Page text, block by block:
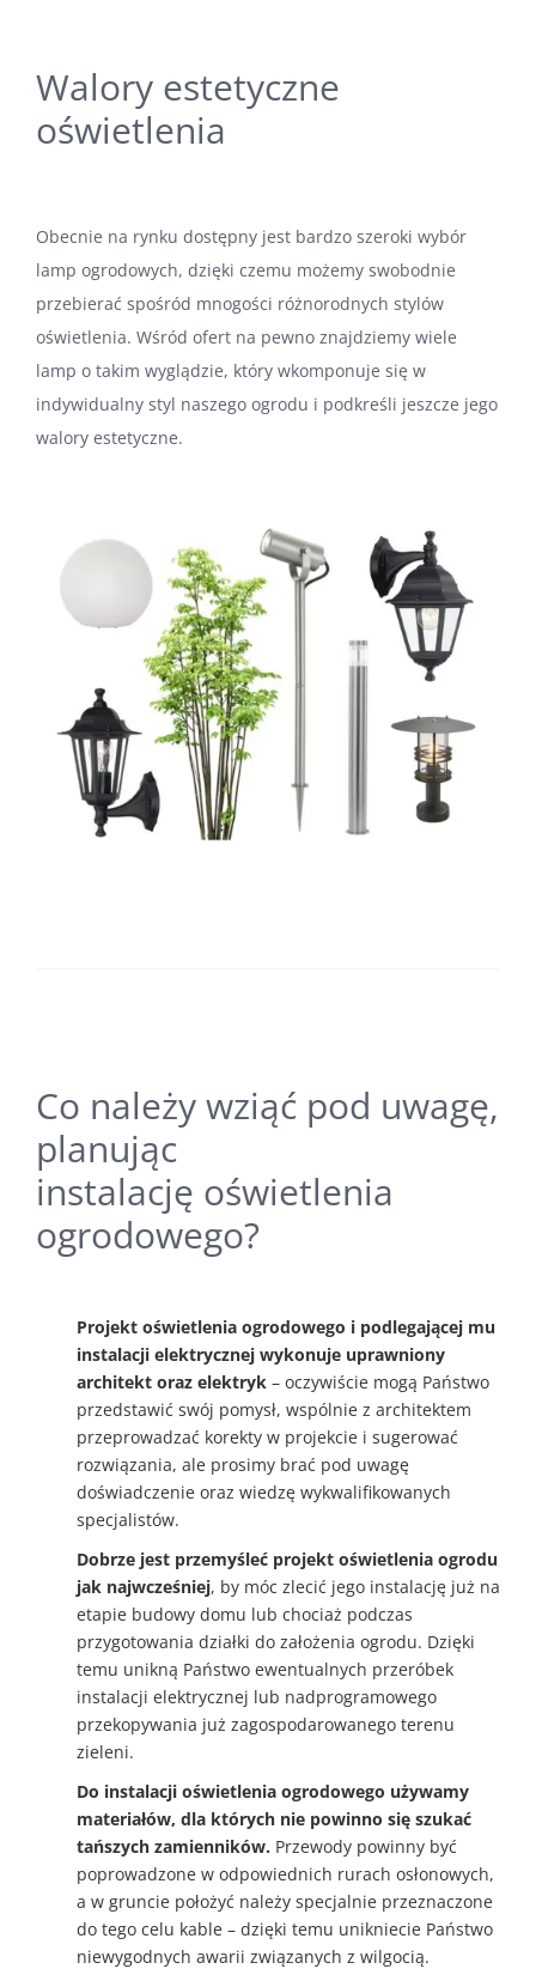
Walory estetyczne
oświetlenia
Obecnie na rynku dostępny jest bardzo szeroki wybór
lamp ogrodowych, dzięki czemu możemy swobodnie
przebierać spośród mnogości różnorodnych stylów
oświetlenia. Wśród ofert na pewno znajdziemy wiele
lamp o takim wyglądzie, który wkomponuje się w
indywidualny styl naszego ogrodu i podkreśli jeszcze jego
walory estetyczne.
Co należy wziąć pod uwagę,
planując
instalację oświetlenia
ogrodowego?
Projekt oświetlenia ogrodowego i podlegającej mu
instalacji elektrycznej wykonuje uprawniony
architekt oraz elektryk– oczywiście mogą Państwo
przedstawić swój pomysł, wspólnie z architektem
przeprowadzać korekty w projekcie i sugerować
rozwiązania, ale prosimy brać pod uwagę
doświadczenie oraz wiedzę wykwalifikowanych
specjalistów.
Dobrze jest przemyśleć projekt oświetlenia ogrodu
jak najwcześniej, by móc zlecić jego instalację już na
etapie budowy domu lub chociaż podczas
przygotowania działki do założenia ogrodu. Dzięki
temu unikną Państwo ewentualnych przeróbek
instalacji elektrycznej lub nadprogramowego
przekopywania już zagospodarowanego terenu
zieleni.
Do instalacji oświetlenia ogrodowego używamy
materiałów, dla których nie powinno się szukać
tańszych zamienników. Przewody powinny być
poprowadzone w odpowiednich rurach osłonowych,
a w gruncie położyć należy specjalnie przeznaczone
do tego celu kable – dzięki temu unikniecie Państwo
niewygodnych awarii związanych z wilgocią.